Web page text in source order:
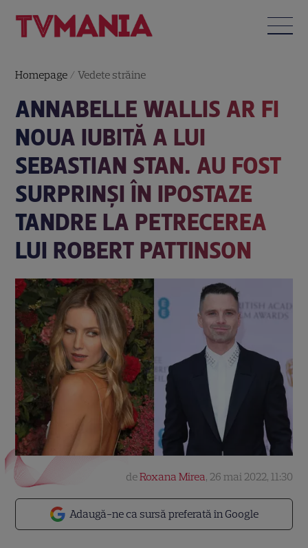
Homepage /Vedete străine
ANNABELLE WALLIS AR FI
NOUA IUBITĂ A LUI
SEBASTIAN STAN. AU FOST
SURPRINȘI ÎN IPOSTAZE
TANDRE LA PETRECEREA
LUI ROBERT PATTINSON
Adaugă-ne ca sursă preferată în Google
deRoxana Mirea, 26 mai 2022, 11:30